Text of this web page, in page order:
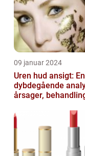
09 januar 2024
Uren hud ansigt: En
dybdegående
årsager,